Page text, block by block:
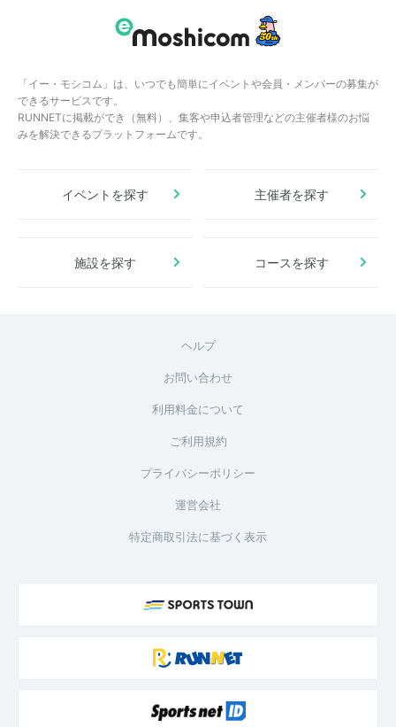
「イー・モシコム」は、いつでも簡単にイベントや会員・メンバーの募集が
できるサービスです。
RUNNETに掲載ができ（無料）、集客や申込者管理などの主催者様のお悩
みを解決できるプラットフォームです。
イベントを探す 主催者を探す
施設を探す コースを探す
ヘルプ
お問い合わせ
利用料金について
ご利用規約
プライバシーポリシー
運営会社
特定商取引法に基づく表示